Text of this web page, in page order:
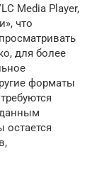
Media Player,
что
для более
форматы
остается